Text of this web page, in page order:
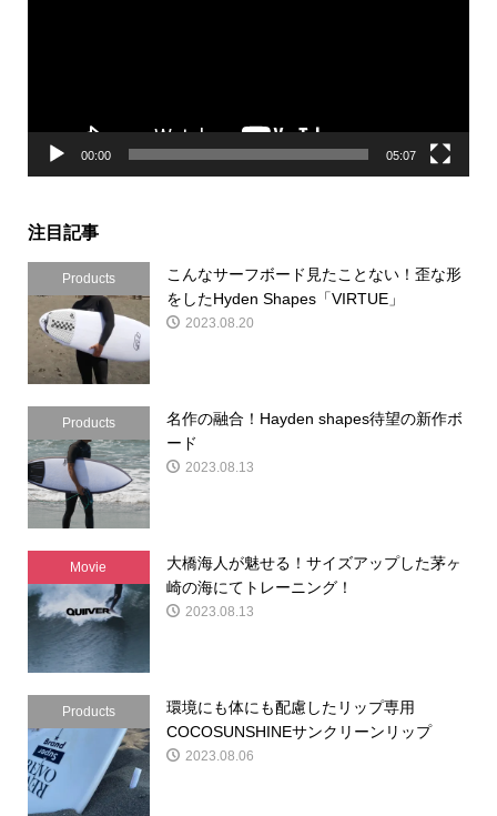
00:00 05:07
注目記事
Products
こんなサーフボード見たことない！歪な形
をしたHyden Shapes「VIRTUE」
2023.08.20
Products
名作の融合！Hayden shapes待望の新作ボ
ード
2023.08.13
Movie
大橋海人が魅せる！サイズアップした茅ヶ
崎の海にてトレーニング！
2023.08.13
Products
環境にも体にも配慮したリップ専用
COCOSUNSHINEサンクリーンリップ
2023.08.06